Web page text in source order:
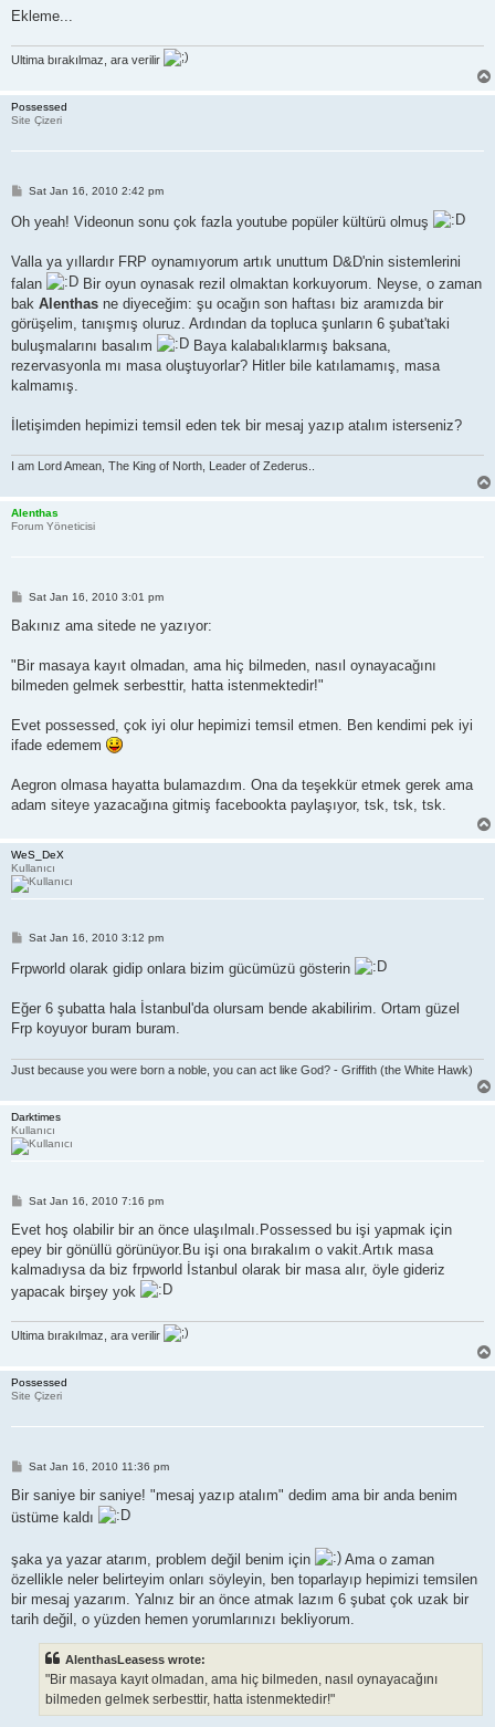
Ekleme...
Ultima bırakılmaz, ara verilir
Possessed
Site Çizeri
P
s
t
Sat Jan 16, 2010 2:42 pm
Oh yeah! Videonun sonu çok fazla youtube popüler kültürü olmuş
Valla ya yıllardır FRP oynamıyorum artık unuttum D&D'nin sistemlerini
falan
Bir oyun oynasak rezil olmaktan korkuyorum. Neyse, o zaman
bak Alenthas ne diyeceğim: şu ocağın son haftası biz aramızda bir
görüşelim, tanışmış oluruz. Ardından da topluca şunların 6 şubat'taki
buluşmalarını basalım
Baya kalabalıklarmış baksana,
rezervasyonla mı masa oluştuyorlar? Hitler bile katılamamış, masa
kalmamış.
İletişimden hepimizi temsil eden tek bir mesaj yazıp atalım isterseniz?
I am Lord Amean, The King of North, Leader of Zederus..
Alenthas
Forum Yöneticisi
P
s
Sat Jan 16, 2010 3:01 pm
Bakınız ama sitede ne yazıyor:
"Bir masaya kayıt olmadan, ama hiç bilmeden, nasıl oynayacağını
bilmeden gelmek serbesttir, hatta istenmektedir!"
Evet possessed, çok iyi olur hepimizi temsil etmen. Ben kendimi pek iyi
ifade edemem
Aegron olmasa hayatta bulamazdım. Ona da teşekkür etmek gerek ama
adam siteye yazacağına gitmiş facebookta paylaşıyor, tsk, tsk, tsk.
WeS_DeX
Kullanıcı
P
s
t
Sat Jan 16, 2010 3:12 pm
Frpworld olarak gidip onlara bizim gücümüzü gösterin
Eğer 6 şubatta hala İstanbul'da olursam bende akabilirim. Ortam güzel
Frp koyuyor buram buram.
Just because you were born a noble, you can act like God? - Griffith (the White Hawk)
Darktimes
Kullanıcı
P
s
Sat Jan 16, 2010 7:16 pm
Evet hoş olabilir bir an önce ulaşılmalı.Possessed bu işi yapmak için
epey bir gönüllü görünüyor.Bu işi ona bırakalım o vakit.Artık masa
kalmadıysa da biz frpworld İstanbul olarak bir masa alır, öyle gideriz
yapacak birşey yok
Ultima bırakılmaz, ara verilir
Possessed
Site Çizeri
P
s
Sat Jan 16, 2010 11:36 pm
Bir saniye bir saniye! "mesaj yazıp atalım" dedim ama bir anda benim
üstüme kaldı
şaka ya yazar atarım, problem değil benim için
Ama o zaman
özellikle neler belirteyim onları söyleyin, ben toparlayıp hepimizi temsilen
bir mesaj yazarım. Yalnız bir an önce atmak lazım 6 şubat çok uzak bir
tarih değil, o yüzden hemen yorumlarınızı bekliyorum.
AlenthasLeasess wrote:
"Bir masaya kayıt olmadan, ama hiç bilmeden, nasıl oynayacağını
bilmeden gelmek serbesttir, hatta istenmektedir!"